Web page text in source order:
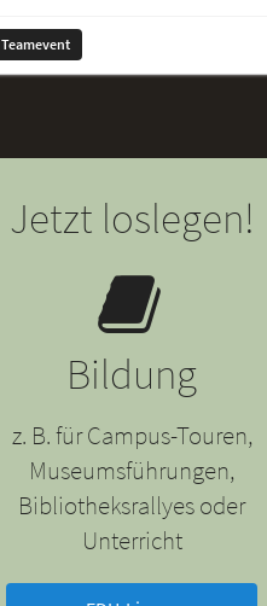
Teamevent
Jetzt loslegen!
Bildung
z. B. für Campus-Touren,
Museumsführungen,
Bibliotheksrallyes oder
Unterricht